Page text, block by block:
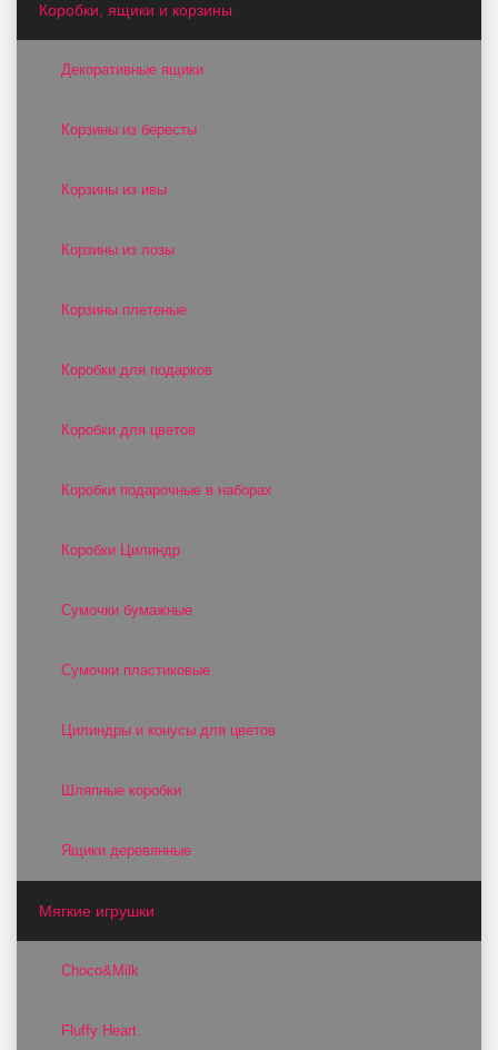
Коробки, ящики и корзины
Декоративные ящики
Корзины из бересты
Корзины из ивы
Корзины из лозы
Корзины плетеные
Коробки для подарков
Коробки для цветов
Коробки подарочные в наборах
Коробки Цилиндр
Сумочки бумажные
Сумочки пластиковые
Цилиндры и конусы для цветов
Шляпные коробки
Ящики деревянные
Мягкие игрушки
Choco&Milk
Fluffy Heart